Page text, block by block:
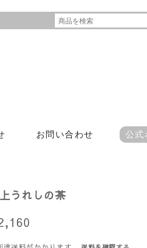
お問い合わせ 公式
うれしの茶